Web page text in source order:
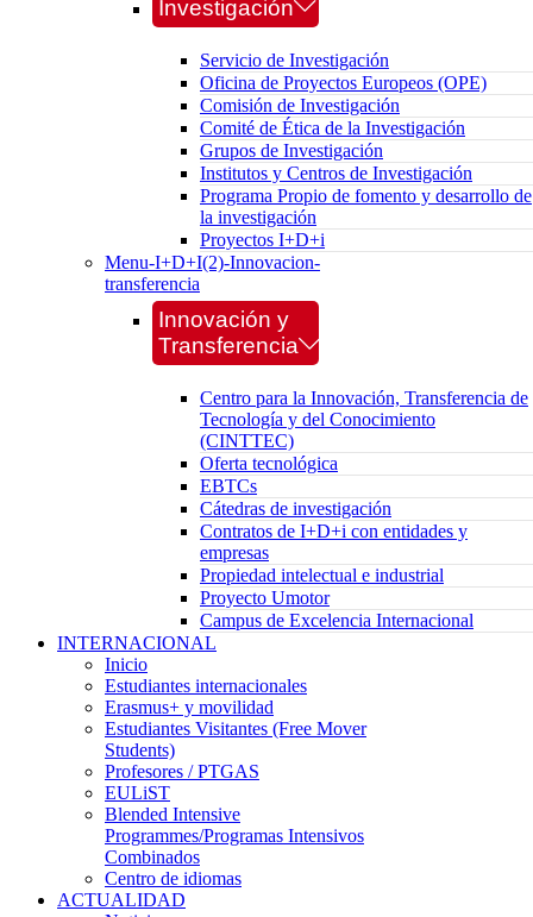
Investigación
Servicio de Investigación
Oficina de Proyectos Europeos (OPE)
Comisión de Investigación
Comité de Ética de la Investigación
Grupos de Investigación
Institutos y Centros de Investigación
Programa Propio de fomento y desarrollo de
la investigación
Proyectos I+D+i
Menu-I+D+I(2)-Innovacion-
transferencia
Innovación y
Transferencia
Centro para la Innovación, Transferencia de
Tecnología y del Conocimiento
(CINTTEC)
Oferta tecnológica
EBTCs
Cátedras de investigación
Contratos de I+D+i con entidades y
empresas
Propiedad intelectual e industrial
Proyecto Umotor
Campus de Excelencia Internacional
INTERNACIONAL
Inicio
Estudiantes internacionales
Erasmus+ y movilidad
Estudiantes Visitantes (Free Mover
Students)
Profesores / PTGAS
EULiST
Blended Intensive
Programmes/Programas Intensivos
Combinados
Centro de idiomas
ACTUALIDAD